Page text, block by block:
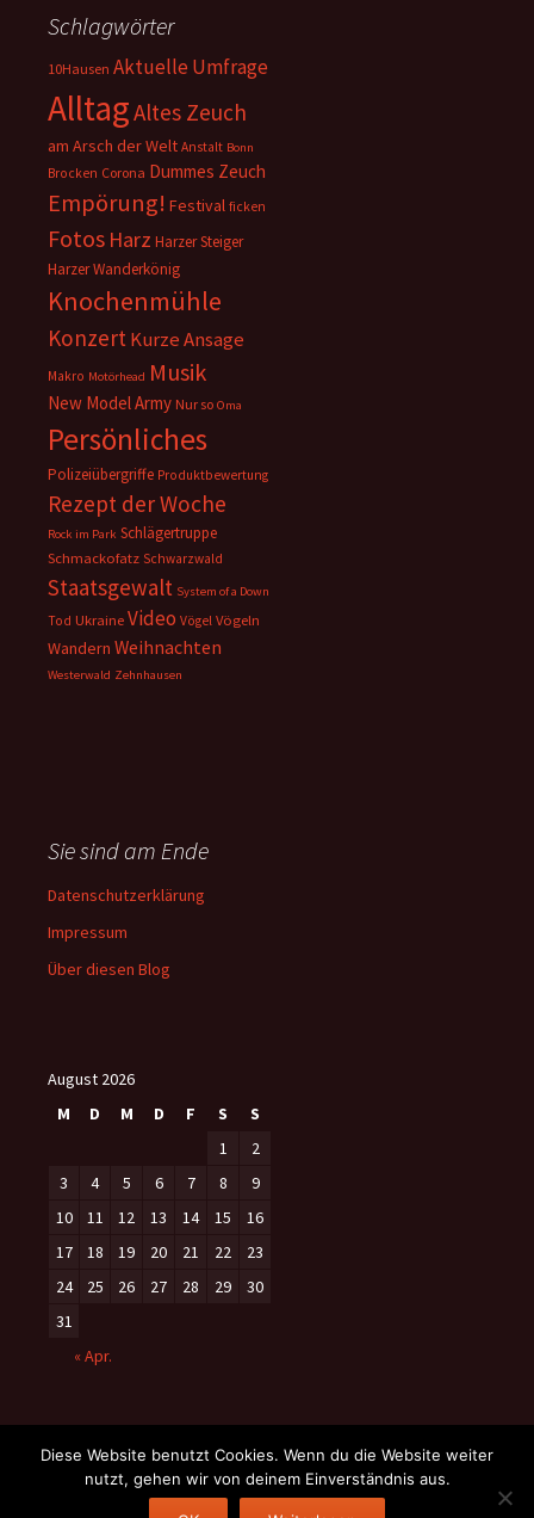
Schlagwörter
10Hausen Aktuelle Umfrage
AlltagAltes Zeuch
am Arsch der Welt Anstalt Bonn
Brocken Corona Dummes Zeuch
Empörung! Festival ficken
Fotos Harz Harzer Steiger
Harzer Wanderkönig
Knochenmühle
KonzertKurze Ansage
Makro Motörhead Musik
New Model Army Nur so Oma
Persönliches
Polizeiübergriffe Produktbewertung
Rezept der Woche
Rock im Park Schlägertruppe
Schmackofatz Schwarzwald
Staatsgewalt System of a Down
Tod Ukraine Video Vögel Vögeln
Wandern Weihnachten
Westerwald Zehnhausen
Sie sind am Ende
Datenschutzerklärung
Impressum
Über diesen Blog
August 2026
M
D M D F S
S
1
2
3
4 5 6 7 8
9
10
11 12 13 14 15
16
17
18 19 20 21 22
23
24
25 26 27 28 29
30
31
« Apr.
Diese Website benutzt Cookies. Wenn du die Website weiter
nutzt, gehen wir von deinem Einverständnis aus.